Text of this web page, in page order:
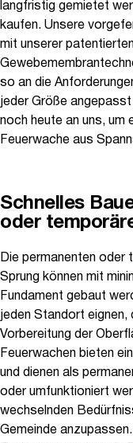
langfristig gemietet
kaufen. Unsere
mit unserer
so an die
jeder Größe
noch heute an uns, um
Feuerwache aus
Schnelles
oder
Die permanenten oder
Sprung können mit
Fundament gebaut
jeden Standort eignen,
Vorbereitung der
Feuerwachen bieten
und dienen als
oder umfunktioniert
wechselnden
Gemeinde